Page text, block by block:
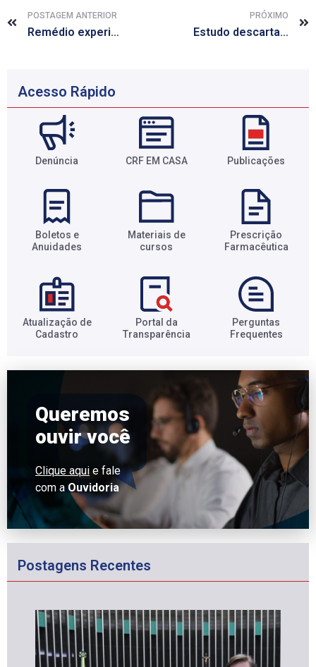
POSTAGEM ANTERIOR
Remédio experimental para o coração mostrou-se efetivo em diversos grupos
PRÓXIMO
Estudo descarta risco de malária em crianças que ingerem ferro
Acesso Rápido
Denúncia CRF EM CASA Publicações
Boletos e
Anuidades​
Materiais de
cursos​
Prescrição
Farmacêutica​
Atualização de
Cadastro​
Portal da
Transparência​
Perguntas
Frequentes​
Queremos
ouvir você
Clique aqui e fale
com aOuvidoria
Postagens Recentes